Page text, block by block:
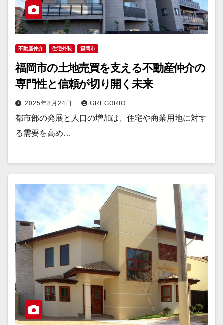
不動産仲介 住宅外装 福岡市
福岡市の土地売買を支える不動産仲介の
専門性と信頼が切り開く未来
2025年8月24日 GREGORIO
都市部の発展と人口の増加は、住宅や商業用地に対す
る需要を高め…